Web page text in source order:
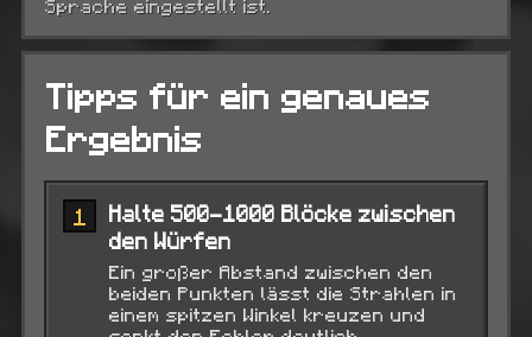
Sprache eingestellt ist.
Tipps für ein genaues
Ergebnis
1
Halte 500-1000 Blöcke zwischen
den Würfen
Ein großer Abstand zwischen den
beiden Punkten lässt die Strahlen in
einem spitzen Winkel kreuzen und